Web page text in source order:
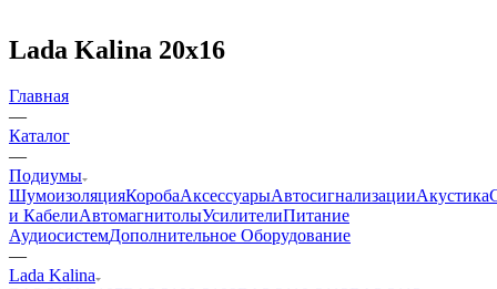
Lada Kalina 20x16
Главная
—
Каталог
—
Подиумы
ШумоизоляцияКоробаАксессуарыАвтосигнализацииАкустика
и КабелиАвтомагнитолыУсилителиПитание
АудиосистемДополнительное Оборудование
—
Lada Kalina